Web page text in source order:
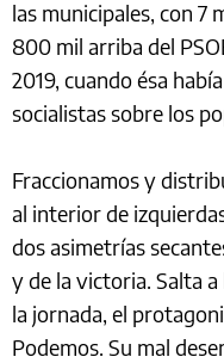
las municipales, con 7
800 mil arriba del
2019, cuando ésa
socialistas sobre los
Fraccionamos y
al interior de
dos asimetrías
y de la victoria. Salta
la jornada, el
Podemos. Su mal